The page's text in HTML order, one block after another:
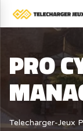
PRO
Telecharger-Jeux